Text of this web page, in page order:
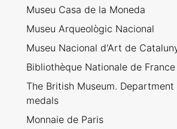
Museu Casa de la Moneda
Museu Arqueològic Nacional
Museu Nacional d'Art de
Bibliothèque Nationale de France
The British Museum.
medals
Monnaie de Paris